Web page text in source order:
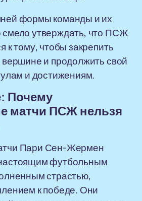
формы команды и их
утверждать, что ПСЖ
к тому, чтобы закрепить
и продолжить свой
и достижениям.
Почему
матчи ПСЖ нельзя
Пари Сен-Жермен
футбольным
страстью,
к победе. Они